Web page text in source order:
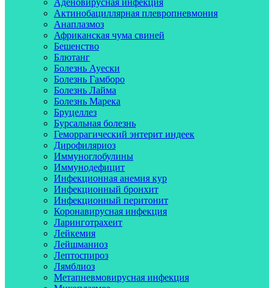
Аденовирусная инфекция
Актинобациллярная плевропневмония
Анаплазмоз
Африканская чума свиней
Бешенство
Блютанг
Болезнь Ауески
Болезнь Гамборо
Болезнь Лайма
Болезнь Марека
Бруцеллез
Бурсальная болезнь
Геморрагический энтерит индеек
Дирофиляриоз
Иммуноглобулины
Иммунодефицит
Инфекционная анемия кур
Инфекционный бронхит
Инфекционный перитонит
Коронавирусная инфекция
Ларинготрахеит
Лейкемия
Лейшманиоз
Лептоспироз
Лямблиоз
Метапневмовирусная инфекция